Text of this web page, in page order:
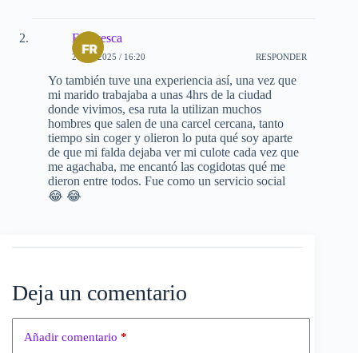
Francesca
27-10-2025 / 16:20 RESPONDER
Yo también tuve una experiencia así, una vez que
mi marido trabajaba a unas 4hrs de la ciudad
donde vivimos, esa ruta la utilizan muchos
hombres que salen de una carcel cercana, tanto
tiempo sin coger y olieron lo puta qué soy aparte
de que mi falda dejaba ver mi culote cada vez que
me agachaba, me encantó las cogidotas qué me
dieron entre todos. Fue como un servicio social
😂 😂
Deja un comentario
Añadir comentario *